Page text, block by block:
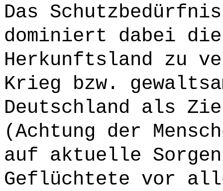
Das
dominiert dabei die
Herkunftsland zu
Krieg bzw.
Deutschland als
(Achtung der
auf aktuelle
Geflüchtete vor